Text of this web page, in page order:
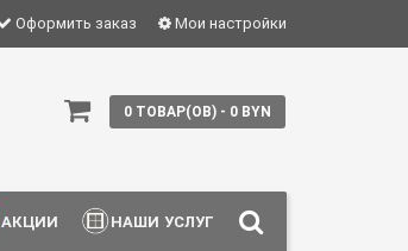
Оформить заказ Мои настройки
0 ТОВАР(ОВ) - 0 BYN
АКЦИИ НАШИ УСЛУГИ